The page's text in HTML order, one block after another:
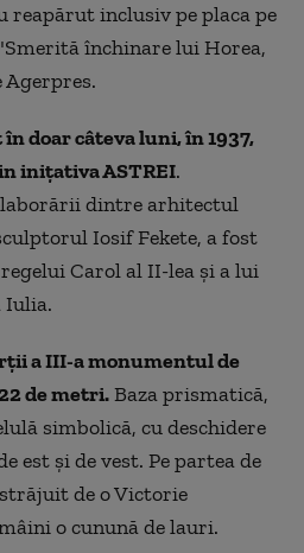
reapărut inclusiv pe placa pe
închinare lui Horea,
Agerpres.
doar câteva luni, în 1937,
inițativa ASTREI.
dintre arhitectul
Iosif Fekete, a fost
Carol al II-lea și a lui
Iulia.
a III-a monumentul de
de metri.Baza prismatică,
simbolică, cu deschidere
est și de vest. Pe partea de
de o Victorie
o cunună de lauri.